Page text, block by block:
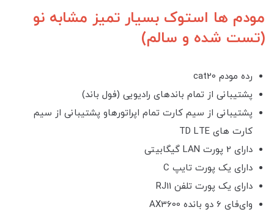
مودم ها استوک بسیار تمیز مشابه نو
(تست شده و سالم)
رده مودم cat20
پشتیبانی از تمام باندهای رادیویی (فول باند)
پشتیبانی از سیم کارت تمام اپراتورهاو پشتیبانی از سیم
کارت های TD LTE
دارای 2 پورت LAN گیگابیتی
دارای یک پورت تایپ C
دارای یک پورت تلفن RJ11
وای‌فای 6 دو بانده AX3600